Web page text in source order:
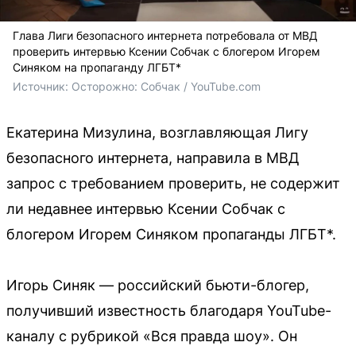
Глава Лиги безопасного интернета потребовала от МВД
проверить интервью Ксении Собчак с блогером Игорем
Синяком на пропаганду ЛГБТ*
Источник: Осторожно: Собчак / YouTube.com
Екатерина Мизулина, возглавляющая Лигу
безопасного интернета, направила в МВД
запрос с требованием проверить, не содержит
ли недавнее интервью Ксении Собчак с
блогером Игорем Синяком пропаганды ЛГБТ*.
Игорь Синяк — российский бьюти-блогер,
получивший известность благодаря YouTube-
каналу с рубрикой «Вся правда шоу». Он